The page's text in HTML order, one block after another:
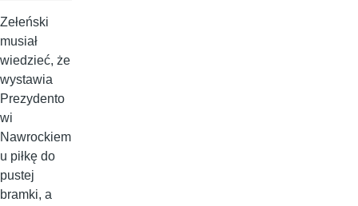
Zełeński
musiał
wiedzieć, że
wystawia
Prezydento
wi
Nawrockiem
u piłkę do
pustej
bramki, a